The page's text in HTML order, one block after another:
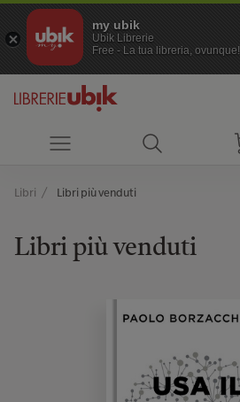
my ubik
Ubik Librerie
Free - La tua libreria, ovunque!
Libri Libri più venduti
Libri più venduti